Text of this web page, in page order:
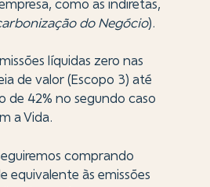
como as indiretas,
do Negócio).
líquidas zero nas
de valor (Escopo 3) até
42% no segundo caso
a Vida.
comprando
equivalente às emissões